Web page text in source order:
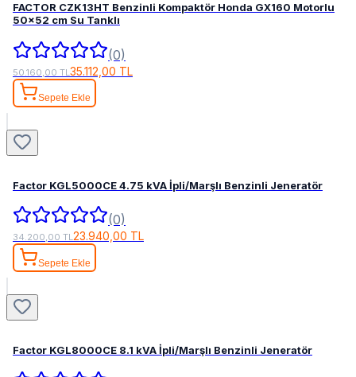
FACTOR CZK13HT Benzinli Kompaktör Honda GX160 Motorlu
50×52 cm Su Tanklı
(0)
50.160,00 TL 35.112,00 TL
Sepete Ekle
Factor KGL5000CE 4.75 kVA İpli/Marşlı Benzinli Jeneratör
(0)
34.200,00 TL23.940,00 TL
Sepete Ekle
Factor KGL8000CE 8.1 kVA İpli/Marşlı Benzinli Jeneratör